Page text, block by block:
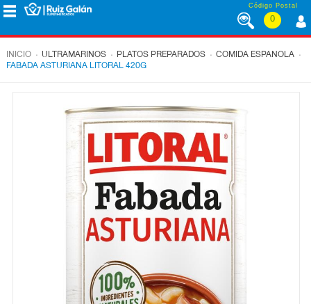
Saltar al contenido Código Postal
0
CORPORATIVO
INICIO . ULTRAMARINOS . PLATOS PREPARADOS . COMIDA ESPANOLA .
FABADA ASTURIANA LITORAL 420G